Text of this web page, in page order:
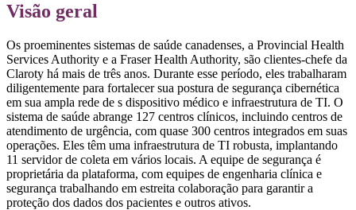
Visão geral
Os proeminentes sistemas de saúde canadenses, a Provincial Health
Services Authority e a Fraser Health Authority, são clientes-chefe da
Claroty há mais de três anos. Durante esse período, eles trabalharam
diligentemente para fortalecer sua postura de segurança cibernética
em sua ampla rede de s dispositivo médico e infraestrutura de TI. O
sistema de saúde abrange 127 centros clínicos, incluindo centros de
atendimento de urgência, com quase 300 centros integrados em suas
operações. Eles têm uma infraestrutura de TI robusta, implantando
11 servidor de coleta em vários locais. A equipe de segurança é
proprietária da plataforma, com equipes de engenharia clínica e
segurança trabalhando em estreita colaboração para garantir a
proteção dos dados dos pacientes e outros ativos.